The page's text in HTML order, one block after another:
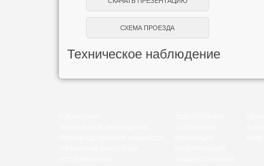
СХЕМА ПРОЕЗДА
Техническое наблюдение